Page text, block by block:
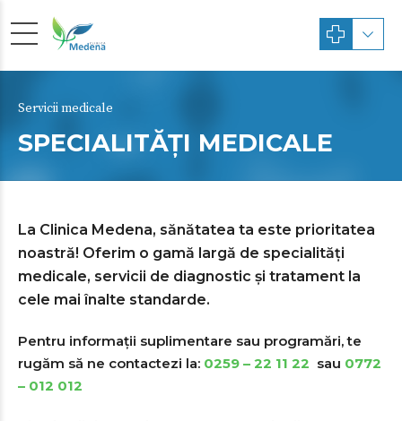
Servicii medicale
SPECIALITĂȚI MEDICALE
La Clinica Medena, sănătatea ta este prioritatea
noastră! Oferim o gamă largă de specialități
medicale, servicii de diagnostic și tratament la
cele mai înalte standarde.
Pentru informații suplimentare sau programări, te
rugăm să ne contactezi la: 0259 – 22 11 22 sau 0772
– 012 012